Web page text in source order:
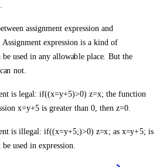
.
etweenassignment expression and
Assignment expression is a kind of
be used inanyallowable place. But the
can not.
nt is legal: if((x=y+5)>0) z=x; the function
on x=y+5 is greater than 0, then z=0.
nt is illegal: if((x=y+5;)>0) z=x; as x=y+5; is
be used inexpression.